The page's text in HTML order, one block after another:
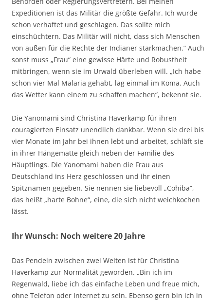
Expeditionen ist das Militär die größte Gefahr. Ich wurde
schon verhaftet und geschlagen. Das sollte mich
einschüchtern. Das Militär will nicht, dass sich Menschen
von außen für die Rechte der Indianer starkmachen.“ Auch
sonst muss „Frau“ eine gewisse Härte und Robustheit
mitbringen, wenn sie im Urwald überleben will. „Ich habe
schon vier Mal Malaria gehabt, lag einmal im Koma. Auch
das Wetter kann einem zu schaffen machen“, bekennt sie.
Die Yanomami sind Christina Haverkamp für ihren
couragierten Einsatz unendlich dankbar. Wenn sie drei bis
vier Monate im Jahr bei ihnen lebt und arbeitet, schläft sie
in ihrer Hängematte gleich neben der Familie des
Häuptlings. Die Yanomami haben die Frau aus
Deutschland ins Herz geschlossen und ihr einen
Spitznamen gegeben. Sie nennen sie liebevoll „Cohiba“,
das heißt „harte Bohne“, eine, die sich nicht weichkochen
lässt.
Ihr Wunsch: Noch weitere 20 Jahre
Das Pendeln zwischen zwei Welten ist für Christina
Haverkamp zur Normalität geworden. „Bin ich im
Regenwald, liebe ich das einfache Leben und freue mich,
ohne Telefon oder Internet zu sein. Ebenso gern bin ich in